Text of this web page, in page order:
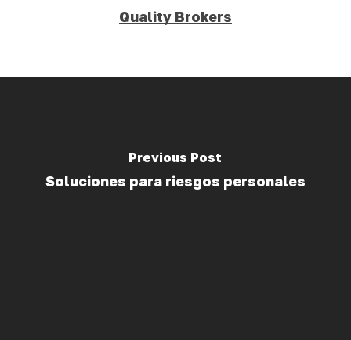
Quality Brokers
Previous Post
Soluciones para riesgos personales